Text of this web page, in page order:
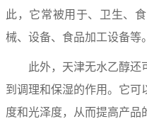
此，它常被用于、卫生、
械、设备、食品加工设备等。
此外，天津无水乙醇
到调理和保湿的作用。它
度和光泽度，从而提高产品